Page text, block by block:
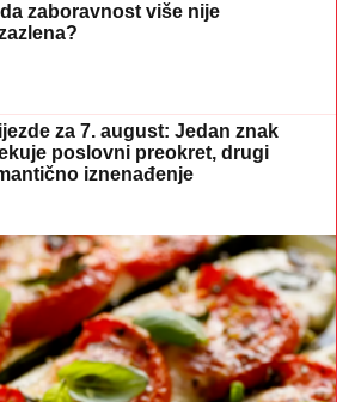
zaboravnost više nije
za 7. august: Jedan znak
poslovni preokret, drugi
iznenađenje